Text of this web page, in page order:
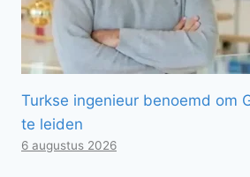
Turkse ingenieur benoemd om
te leiden
6 augustus 2026